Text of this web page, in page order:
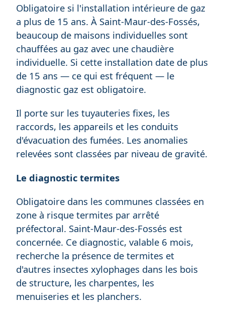
Obligatoire si l'installation intérieure de gaz
a plus de 15 ans. À Saint-Maur-des-Fossés,
beaucoup de maisons individuelles sont
chauffées au gaz avec une chaudière
individuelle. Si cette installation date de plus
de 15 ans — ce qui est fréquent — le
diagnostic gaz est obligatoire.
Il porte sur les tuyauteries fixes, les
raccords, les appareils et les conduits
d'évacuation des fumées. Les anomalies
relevées sont classées par niveau de gravité.
Le diagnostic termites
Obligatoire dans les communes classées en
zone à risque termites par arrêté
préfectoral. Saint-Maur-des-Fossés est
concernée. Ce diagnostic, valable 6 mois,
recherche la présence de termites et
d'autres insectes xylophages dans les bois
de structure, les charpentes, les
menuiseries et les planchers.